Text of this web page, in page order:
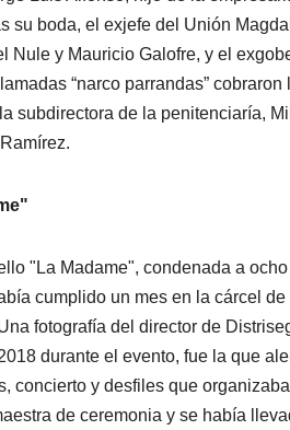
su boda, el exjefe del Unión
Nule y Mauricio Galofre, y el
“narco parrandas”
subdirectora de la penitenciaría,
"La Madame", condenada a
cumplido un mes en la cárcel
fotografía del director de
durante el evento, fue la que
concierto y desfiles que
de ceremonia y se había